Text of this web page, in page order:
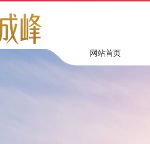
网站首页